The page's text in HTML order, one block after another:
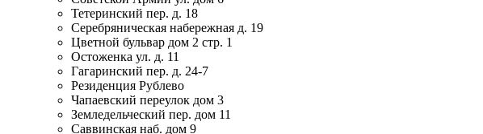
Тетеринский пер. д. 18
Серебряническая набережная д. 19
Цветной бульвар дом 2 стр. 1
Остоженка ул. д. 11
Гагаринский пер. д. 24-7
Резиденция Рублево
Чапаевский переулок дом 3
Земледельческий пер. дом 11
Саввинская наб. дом 9